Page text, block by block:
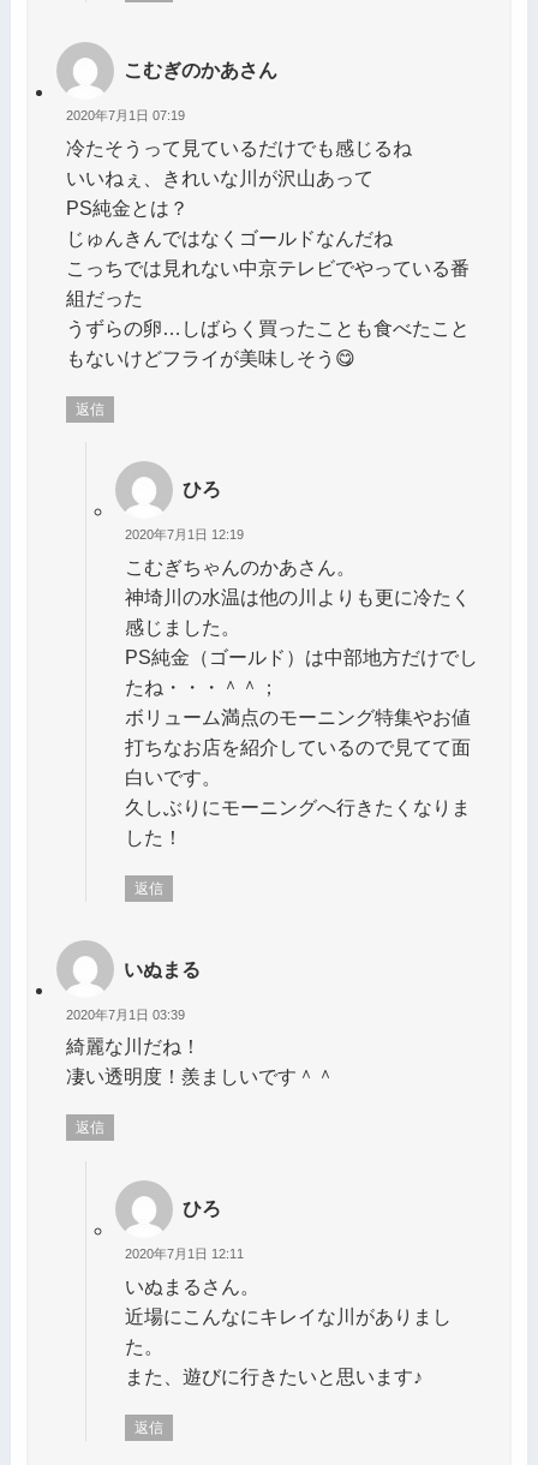
こむぎのかあさん
2020年7月1日 07:19
冷たそうって見ているだけでも感じるね
いいねぇ、きれいな川が沢山あって
PS純金とは？
じゅんきんではなくゴールドなんだね
こっちでは見れない中京テレビでやっている番
組だった
うずらの卵…しばらく買ったことも食べたこと
もないけどフライが美味しそう😋
返信
ひろ
2020年7月1日 12:19
こむぎちゃんのかあさん。
神埼川の水温は他の川よりも更に冷たく
感じました。
PS純金（ゴールド）は中部地方だけでし
たね・・・＾＾；
ボリューム満点のモーニング特集やお値
打ちなお店を紹介しているので見てて面
白いです。
久しぶりにモーニングへ行きたくなりま
した！
返信
いぬまる
2020年7月1日 03:39
綺麗な川だね！
凄い透明度！羨ましいです＾＾
返信
ひろ
2020年7月1日 12:11
いぬまるさん。
近場にこんなにキレイな川がありまし
た。
また、遊びに行きたいと思います♪
返信